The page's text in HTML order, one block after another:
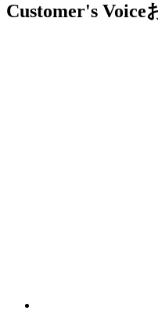
Customer's Voice